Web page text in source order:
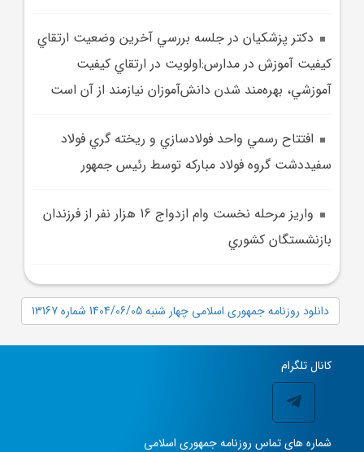
دکتر پزشکيان در جلسه بررسي آخرين وضعيت ارتقاي
کيفيت آموزش در مدارس:اولويت در ارتقاي کيفيت
آموزشي، بهره‌مند شدن دانش‌آموزان نيازمند از آن است
افتتاح رسمي واحد فولادسازي و ريخته گري فولاد
سفيددشت گروه فولاد مبارکه توسط رئيس جمهور
واريز مرحله نخست وام ازدواج 16 هزار نفر از فرزندان
بازنشستگان کشوري
دانلود روزنامه جمهوری اسلامی چهار شنبه 1404/06/05 شماره 13167
کانال تلگرام
شماره های تماس روزنامه جمهوری اسلامی